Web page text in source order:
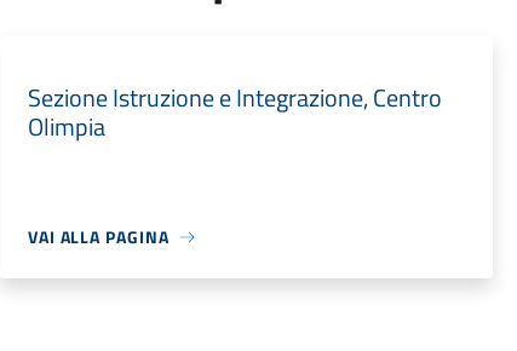
Sezione Istruzione e Integrazione, Centro
Olimpia
VAI ALLA PAGINA